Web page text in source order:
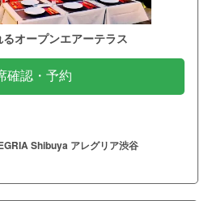
るオープンエアーテラス
確認・予約
Shibuya アレグリア渋谷